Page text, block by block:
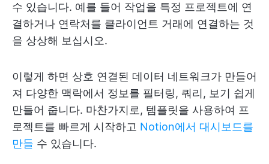
수 있습니다. 예를 들어 작업을 특정 프로젝트에 연
결하거나 연락처를 클라이언트 거래에 연결하는 것
을 상상해 보십시오.
이렇게 하면 상호 연결된 데이터 네트워크가 만들어
져 다양한 맥락에서 정보를 필터링, 쿼리, 보기 쉽게
만들어 줍니다. 마찬가지로, 템플릿을 사용하여 프
로젝트를 빠르게 시작하고 Notion에서 대시보드를
만들 수 있습니다.